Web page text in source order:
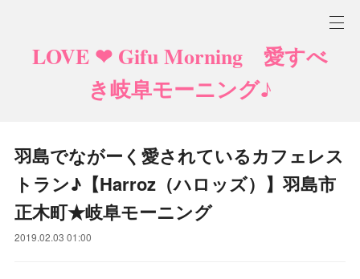
LOVE ❤ Gifu Morning 愛すべ
き岐阜モーニング♪
羽島でながーく愛されているカフェレス
トラン♪【Harroz（ハロッズ）】羽島市
正木町★岐阜モーニング
2019.02.03 01:00